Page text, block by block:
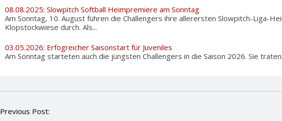
08.08.2025: Slowpitch Softball Heimpremiere am Sonntag
Am Sonntag, 10. August führen die Challengers ihre allerersten Slowpitch-Liga-
Klopstockwiese durch. Als...
03.05.2026: Erfogreicher Saisonstart für Juveniles
Am Sonntag starteten auch die jüngsten Challengers in die Saison 2026. Sie traten
P
Previous Post: